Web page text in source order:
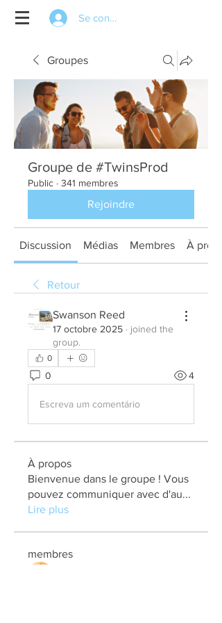
Se connecter
Groupes
Groupe de #TwinsProd
Public · 341 membres
Rejoindre
Discussion Médias Membres À
Retour
Swanson Reed
17 octobre 2025 · joined the
group.
0
0 4
Escreva um comentário
À propos
Bienvenue dans le groupe ! Vous
pouvez communiquer avec d'au...
Lire plus
membres